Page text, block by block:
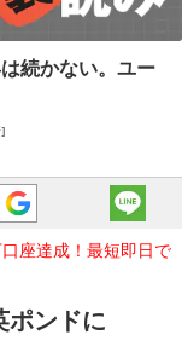
続かない。ユー
]
口座達成！最短即日で
ポンドに